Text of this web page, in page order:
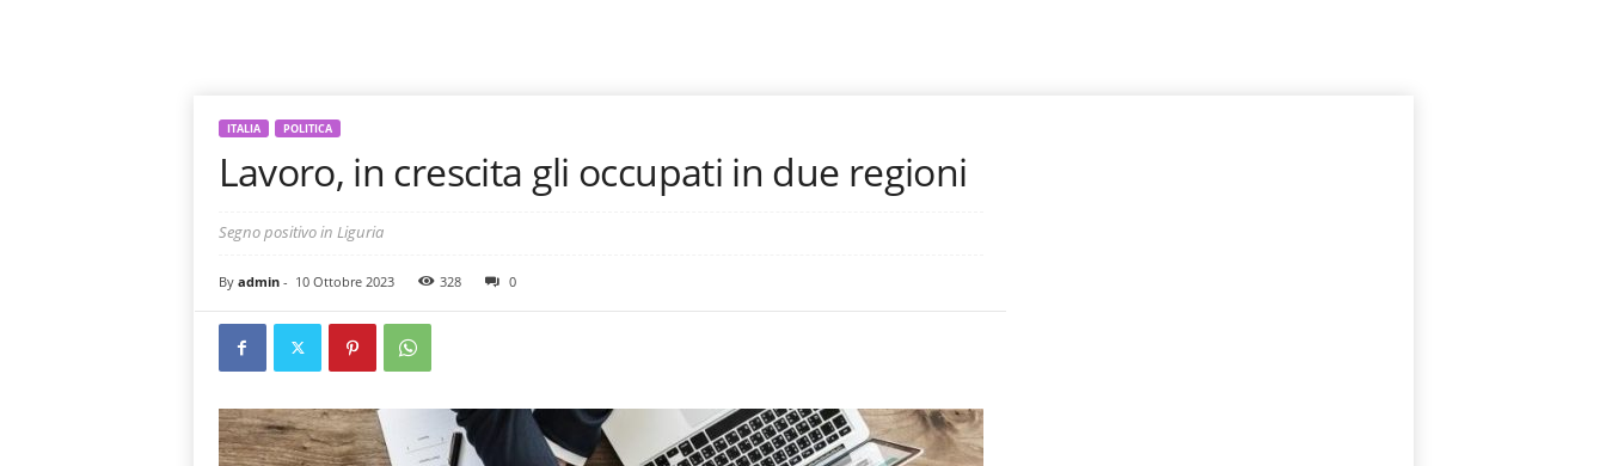
ITALIA POLITICA
Lavoro, in crescita gli occupati in due regioni
Segno positivo in Liguria
By admin- 10 Ottobre 2023 328 0